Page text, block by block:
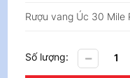
Rượu vang Úc 30 Mile
Số lượng: